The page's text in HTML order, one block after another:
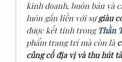
kinh doanh, buôn bán và
luôn gắn liền với sựgiàu
được kết tinh trongThần
phẩm trang trí mà còn là
củng cố địa vị và thu hút